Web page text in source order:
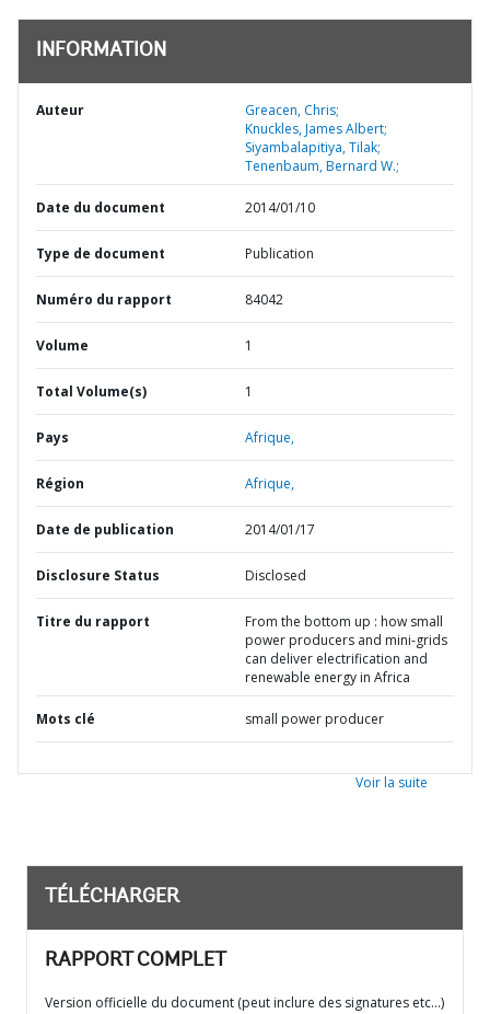
INFORMATION
Auteur
Greacen, Chris;
Knuckles, James Albert;
Siyambalapitiya, Tilak;
Tenenbaum, Bernard W.;
Date du document 2014/01/10
Type de document Publication
Numéro du rapport 84042
Volume 1
Total Volume(s) 1
Pays Afrique,
Région Afrique,
Date de publication 2014/01/17
Disclosure Status Disclosed
Titre du rapport
From the bottom up : how small
power producers and mini-grids
can deliver electrification and
renewable energy in Africa
Mots clé small power producer
Voir la suite
TÉLÉCHARGER
RAPPORT COMPLET
Version officielle du document (peut inclure des signatures etc…)